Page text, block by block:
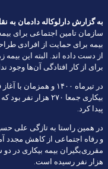
به گزارشدارلوکاله دادمان به
سازمان تامین اجتماعی برای
بیمه برای حمایت از افرادی
از دست داده اند. البته این
برای از کار افتادگی آن‌ها وجود
در تیرماه ۱۴۰۰ و
پیدا کرد.
در همین راستا به تازگی علی
و رفاه اجتماعی از کاهش مجدد
هزار نفر رسیده است.